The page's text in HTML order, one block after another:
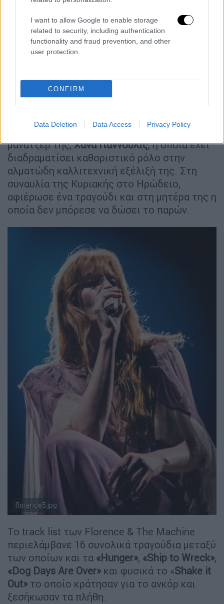
I want to allow Google to enable storage
related to security, including authentication
functionality and fraud prevention, and other
user protection.
CONFIRM
Data Deletion Data Access Privacy Policy
τα πάντα στο πέρασμά της. Αυτό ακριβώς
συνέβη με το τραγούδι «What Kind of Man»,
το οποίοερμήνευσε κάτω από τη σκηνή
κρατώντας σφιχτά τα χέρια των φανατικών
που βρίσκονταν στις πρώτες σειρές της
Παράλληλα δεν ξέχασε να ευχαριστήσει
δημοσίως δύο πολύ αγαπημένα της
Πάτι Σμιθ
, που αποτελεί
μουσικό ίνδαλμά της, και την Ελληνίδα
μάνατζέρ της,Χάνα Γιαννούλις, η οποία έχει
διαδραματίσει καθοριστικό ρόλο στην
αλματώδη καλλιτεχνική εξέλιξή της. Στη
συναυλία της Κυριακής στο Ηρώδειο,
αφιέρωσε ένα τραγούδι και στη μητέρα της η
οποία δεν μπόρεσε να δώσει το παρών.
florence5.jpg
Το track list των Florence & The Machine
περιελάμβανε 16 συνολικά τραγούδια μεταξύ
των οποίων και τα «Hunger», «Ship to Wreck»,
«Dog Days Are Over» και φυσικά το «Shake it
Out» το οποίο κράτησαν για το ανκόρ και
ξεσήκωσαν τα πλήθη.